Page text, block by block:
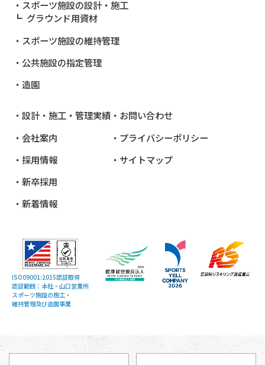
スポーツ施設の設計・施工
グラウンド用資材
スポーツ施設の維持管理
公共施設の指定管理
造園
設計・施工・管理実績
会社案内
採用情報
新卒採用
新着情報
お問い合わせ
プライバシーポリシー
サイトマップ
ISO09001:2015認証取得
認証範囲：本社・山口営業所
スポーツ施設の施工・
維持管理及び造園事業